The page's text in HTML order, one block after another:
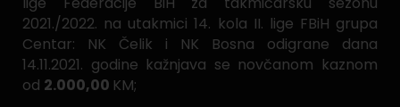
2021./2022. na utakmici 14. kola II. lige FBiH grupa
Centar: NK Čelik i NK Bosna odigrane dana
14.11.2021. godine kažnjava se novčanom kaznom
od 2.000,00 KM;